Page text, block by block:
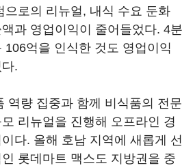
으로의 리뉴얼, 내식 수요 둔화
과 영업이익이 줄어들었다. 4분
106억을 인식한 것도 영업이익
.
역량 집중과 함께 비식품의 전문
리뉴얼을 진행해 오프라인 경
다. 올해 호남 지역에 새롭게 선
롯데마트 맥스도 지방권을 중